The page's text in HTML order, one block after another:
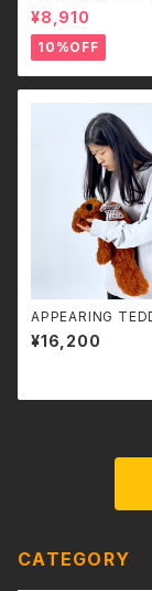
解説書付き）
¥8,910
10%OFF
APPEARING
（SMALL）
¥16,200
CATEGORY